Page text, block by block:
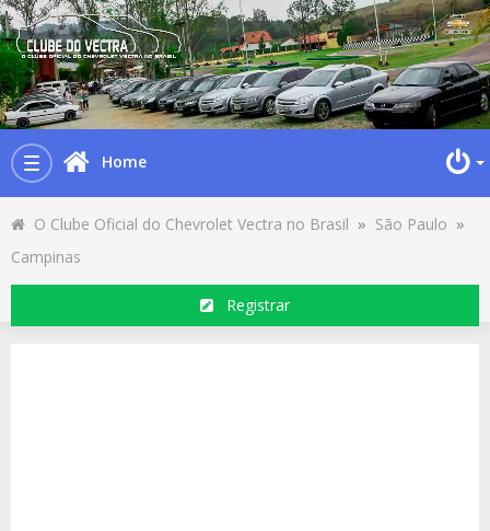
Toggle
navigation
Home
O Clube Oficial do Chevrolet Vectra no Brasil » São Paulo »
Campinas
Registrar